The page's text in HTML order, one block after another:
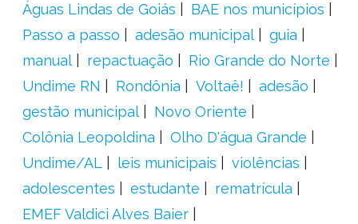
Águas Lindas de Goiás
BAE nos municípios
Passo a passo
adesão municipal
guia
manual
repactuação
Rio Grande do Norte
Undime RN
Rondônia Voltaê!
adesão
gestão municipal
Novo Oriente
Colônia Leopoldina
Olho D'água Grande
Undime/AL
leis municipais
violências
adolescentes
estudante
rematrícula
EMEF Valdici Alves Baier